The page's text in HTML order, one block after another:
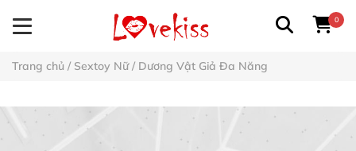
0
Trang chủ / Sextoy Nữ/ Dương Vật Giả Đa Năng